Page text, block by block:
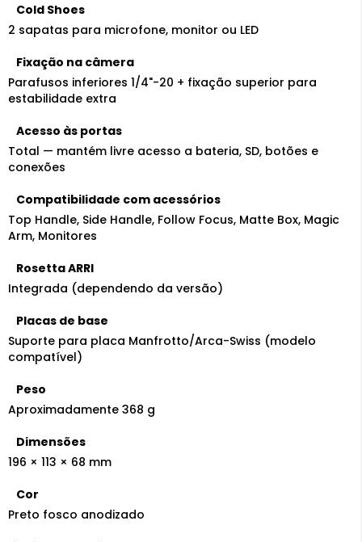
Cold Shoes
2 sapatas para microfone, monitor ou LED
Fixação na câmera
Parafusos inferiores 1/4"-20 + fixação superior para
estabilidade extra
Acesso às portas
Total — mantém livre acesso a bateria, SD, botões e
conexões
Compatibilidade com acessórios
Top Handle, Side Handle, Follow Focus, Matte Box, Magic
Arm, Monitores
Rosetta ARRI
Integrada (dependendo da versão)
Placas de base
Suporte para placa Manfrotto/Arca-Swiss (modelo
compatível)
Peso
Aproximadamente 368 g
Dimensões
196 × 113 × 68 mm
Cor
Preto fosco anodizado